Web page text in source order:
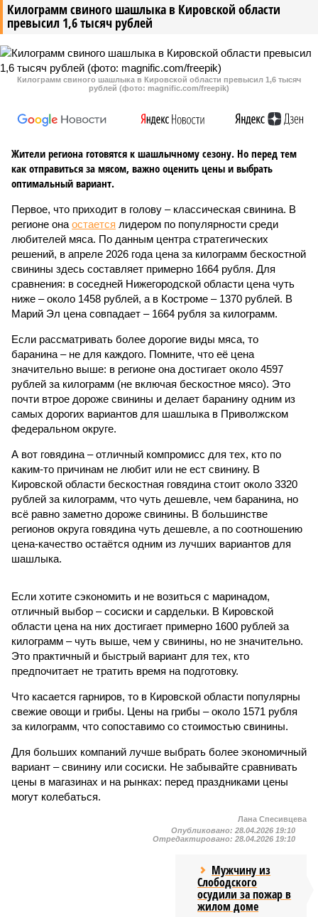
Килограмм свиного шашлыка в Кировской области
превысил 1,6 тысяч рублей
Килограмм свиного шашлыка в Кировской области превысил 1,6 тысяч
рублей (фото: magnific.com/freepik)
Жители региона готовятся к шашлычному сезону. Но перед тем
как отправиться за мясом, важно оценить цены и выбрать
оптимальный вариант.
Первое, что приходит в голову – классическая свинина. В
регионе она остается лидером по популярности среди
любителей мяса. По данным центра стратегических
решений, в апреле 2026 года цена за килограмм бескостной
свинины здесь составляет примерно 1664 рубля. Для
сравнения: в соседней Нижегородской области цена чуть
ниже – около 1458 рублей, а в Костроме – 1370 рублей. В
Марий Эл цена совпадает – 1664 рубля за килограмм.
Если рассматривать более дорогие виды мяса, то
баранина – не для каждого. Помните, что её цена
значительно выше: в регионе она достигает около 4597
рублей за килограмм (не включая бескостное мясо). Это
почти втрое дороже свинины и делает баранину одним из
самых дорогих вариантов для шашлыка в Приволжском
федеральном округе.
А вот говядина – отличный компромисс для тех, кто по
каким-то причинам не любит или не ест свинину. В
Кировской области бескостная говядина стоит около 3320
рублей за килограмм, что чуть дешевле, чем баранина, но
всё равно заметно дороже свинины. В большинстве
регионов округа говядина чуть дешевле, а по соотношению
цена-качество остаётся одним из лучших вариантов для
шашлыка.
Если хотите сэкономить и не возиться с маринадом,
отличный выбор – сосиски и сардельки. В Кировской
области цена на них достигает примерно 1600 рублей за
килограмм – чуть выше, чем у свинины, но не значительно.
Это практичный и быстрый вариант для тех, кто
предпочитает не тратить время на подготовку.
Что касается гарниров, то в Кировской области популярны
свежие овощи и грибы. Цены на грибы – около 1571 рубля
за килограмм, что сопоставимо со стоимостью свинины.
Для больших компаний лучше выбрать более экономичный
вариант – свинину или сосиски. Не забывайте сравнивать
цены в магазинах и на рынках: перед праздниками цены
могут колебаться.
Лана Спесивцева
Опубликовано: 28.04.2026 19:10
Отредактировано: 28.04.2026 19:10
Мужчину из
Слободского
осудили за пожар в
жилом доме